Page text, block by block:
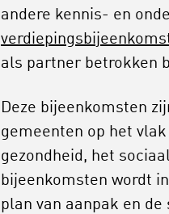
andere kennis- en
als partner betrokken
Deze bijeenkomsten
gemeenten op het
gezondheid, het
bijeenkomsten wordt
plan van aanpak en